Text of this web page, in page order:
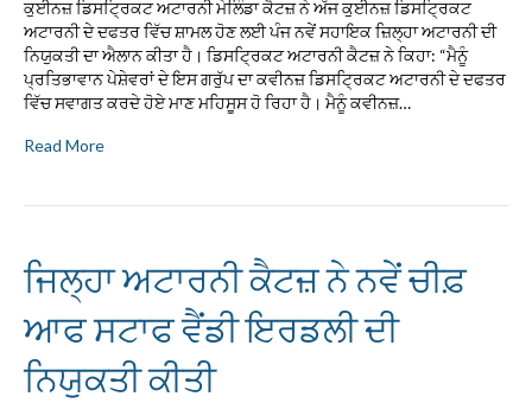
ਕੁਈਨਜ਼ ਡਿਸਟ੍ਰਿਕਟ ਅਟਾਰਨੀ ਮੇਲਿੰਡਾ ਕੈਟਜ਼ ਨੇ ਅੱਜ ਕੁਈਨਜ਼ ਡਿਸਟ੍ਰਿਕਟ
ਅਟਾਰਨੀ ਦੇ ਦਫਤਰ ਵਿੱਚ ਸ਼ਾਮਲ ਹੋਣ ਲਈ ਪੰਜ ਨਵੇਂ ਸਹਾਇਕ ਜ਼ਿਲ੍ਹਾ ਅਟਾਰਨੀ ਦੀ
ਨਿਯੁਕਤੀ ਦਾ ਐਲਾਨ ਕੀਤਾ ਹੈ। ਡਿਸਟ੍ਰਿਕਟ ਅਟਾਰਨੀ ਕੈਟਜ਼ ਨੇ ਕਿਹਾ: “ਮੈਨੂੰ
ਪ੍ਰਤਿਭਾਵਾਨ ਪੇਸ਼ੇਵਰਾਂ ਦੇ ਇਸ ਗਰੁੱਪ ਦਾ ਕਵੀਨਜ਼ ਡਿਸਟ੍ਰਿਕਟ ਅਟਾਰਨੀ ਦੇ ਦਫਤਰ
ਵਿੱਚ ਸਵਾਗਤ ਕਰਦੇ ਹੋਏ ਮਾਣ ਮਹਿਸੂਸ ਹੋ ਰਿਹਾ ਹੈ। ਮੈਨੂੰ ਕਵੀਨਜ਼…
Read More
ਜਿਲ੍ਹਾ ਅਟਾਰਨੀ ਕੈਟਜ਼ ਨੇ ਨਵੇਂ ਚੀਫ਼
ਆਫ ਸਟਾਫ ਵੈਂਡੀ ਇਰਡਲੀ ਦੀ
ਨਿਯੁਕਤੀ ਕੀਤੀ